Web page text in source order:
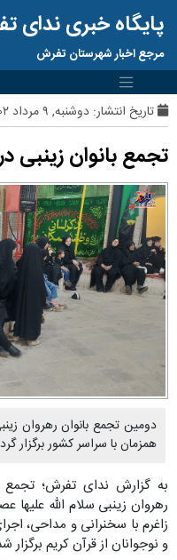
پایگاه خبری ندای
مرجع اخبار شهرستان تفرش
تاریخ انتشار: دوشنبه, ۹ مرداد ۱۴۰۲ ساعت:8:41
تجمع بانوان زینبی
همزمان با سراسر کشور برگزار
به گزارش ندای تفرش؛ تجمع
زاغرم با سخنرانی و مداحی،
و نوجوانان از قرآن کریم برگزار